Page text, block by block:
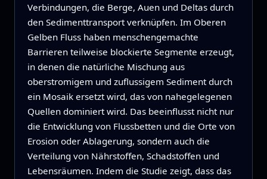
Verbindungen, die Berge, Auen und Deltas durch
den Sedimenttransport verknüpfen. Im Oberen
Gelben Fluss haben menschengemachte
Barrieren teilweise blockierte Segmente erzeugt,
in denen die natürliche Mischung aus
oberstromigem und zuflussigem Sediment durch
ein Mosaik ersetzt wird, das von nahegelegenen
Quellen dominiert wird. Das beeinflusst nicht nur
die Entwicklung von Flussbetten und die Orte von
Erosion oder Ablagerung, sondern auch die
Verteilung von Nährstoffen, Schadstoffen und
Lebensräumen. Indem die Studie zeigt, dass das